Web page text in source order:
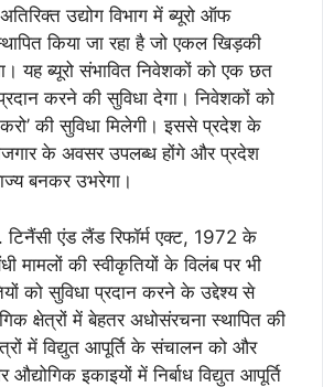
उद्योग विभाग में ब्यूरो ऑफ
किया जा रहा है जो एकल खिड़की
यह ब्यूरो संभावित निवेशकों को एक छत
करने की सुविधा देगा। निवेशकों को
की सुविधा मिलेगी। इससे प्रदेश के
के अवसर उपलब्ध होंगे और प्रदेश
बनकर उभरेगा।
टिनैंसी एंड लैंड रिफॉर्म एक्ट, 1972 के
की स्वीकृतियों के विलंब पर भी
को सुविधा प्रदान करने के उद्देश्य से
क्षेत्रों में बेहतर अधोसंरचना स्थापित की
में विद्युत आपूर्ति के संचालन को और
इकाइयों में निर्बाध विद्युत आपूर्ति